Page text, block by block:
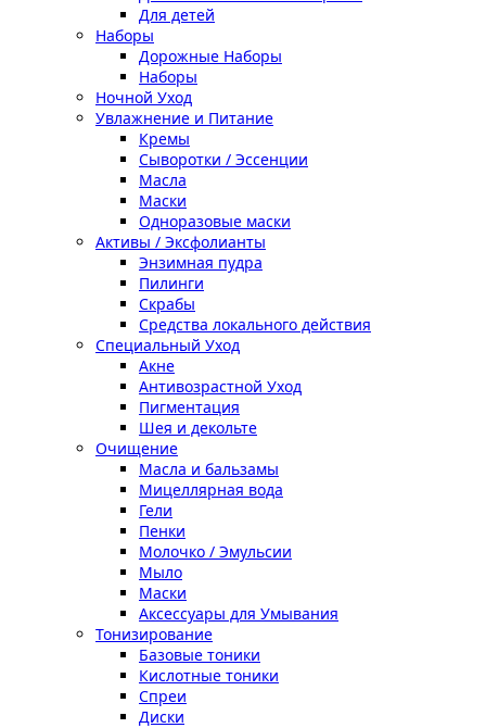
Для детей
Наборы
Дорожные Наборы
Наборы
Ночной Уход
Увлажнение и Питание
Кремы
Сыворотки / Эссенции
Масла
Маски
Одноразовые маски
Активы / Эксфолианты
Энзимная пудра
Пилинги
Скрабы
Средства локального действия
Специальный Уход
Акне
Антивозрастной Уход
Пигментация
Шея и декольте
Очищение
Масла и бальзамы
Мицеллярная вода
Гели
Пенки
Молочко / Эмульсии
Мыло
Маски
Аксессуары для Умывания
Тонизирование
Базовые тоники
Кислотные тоники
Спреи
Диски